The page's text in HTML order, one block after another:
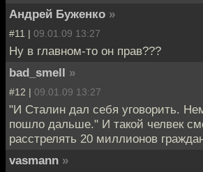
Андрей Буженко »
#11 | 09.01.09 13:27
Ну в главном-то он прав???
bad_smell »
#12 | 09.01.09 13:27
"И Сталин дал себя уговорить.
пошло дальше." И такой челвек
расстрелять 20 миллионов
vasmann »